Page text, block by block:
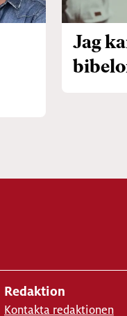
Jag
Redaktion
Kontakta redaktionen